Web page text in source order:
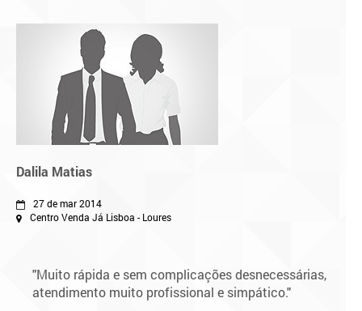
Dalila Matias
27 de mar 2014
Centro Venda Já Lisboa - Loures
"Muito rápida e sem complicações desnecessárias,
atendimento muito profissional e simpático."